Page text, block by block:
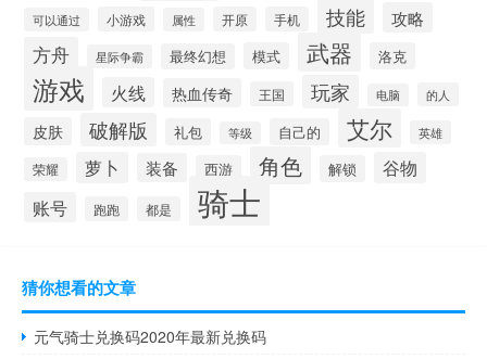
可以通过 小游戏 属性 开原 手机 技能 攻略
方舟 星际争霸 最终幻想 模式 武器 洛克
游戏 火线 热血传奇 王国 玩家 电脑 的人
皮肤 破解版 礼包 等级 自己的 艾尔 英雄
荣耀 萝卜 装备 西游 角色 解锁 谷物
账号 跑跑 都是 骑士
猜你想看的文章
元气骑士兑换码2020年最新兑换码